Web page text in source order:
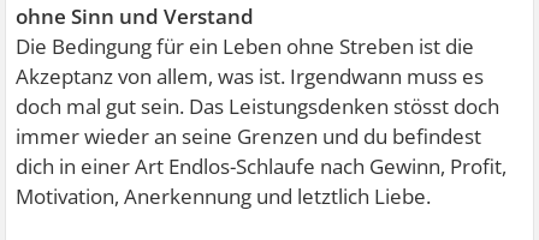
ohne Sinn und Verstand
Die Bedingung für ein Leben ohne Streben ist die
Akzeptanz von allem, was ist. Irgendwann muss es
doch mal gut sein. Das Leistungsdenken stösst doch
immer wieder an seine Grenzen und du befindest
dich in einer Art Endlos-Schlaufe nach Gewinn, Profit,
Motivation, Anerkennung und letztlich Liebe.